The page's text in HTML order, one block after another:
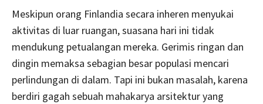
Meskipun orang Finlandia secara inheren menyukai
aktivitas di luar ruangan, suasana hari ini tidak
mendukung petualangan mereka. Gerimis ringan dan
dingin memaksa sebagian besar populasi mencari
perlindungan di dalam. Tapi ini bukan masalah, karena
berdiri gagah sebuah mahakarya arsitektur yang